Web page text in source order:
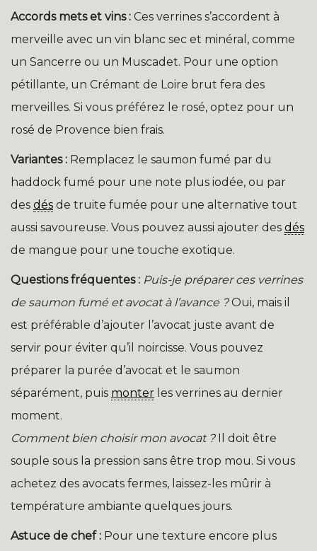
Accords mets et vins : Ces verrines s’accordent à
merveille avec un vin blanc sec et minéral, comme
un Sancerre ou un Muscadet. Pour une option
pétillante, un Crémant de Loire brut fera des
merveilles. Si vous préférez le rosé, optez pour un
rosé de Provence bien frais.
Variantes : Remplacez le saumon fumé par du
haddock fumé pour une note plus iodée, ou par
des dés de truite fumée pour une alternative tout
aussi savoureuse. Vous pouvez aussi ajouter des dés
de mangue pour une touche exotique.
Questions fréquentes : Puis-je préparer ces verrines
de saumon fumé et avocat à l’avance ?Oui, mais il
est préférable d’ajouter l’avocat juste avant de
servir pour éviter qu’il noircisse. Vous pouvez
préparer la purée d’avocat et le saumon
séparément, puis monter les verrines au dernier
moment.
Comment bien choisir mon avocat ?Il doit être
souple sous la pression sans être trop mou. Si vous
achetez des avocats fermes, laissez-les mûrir à
température ambiante quelques jours.
Astuce de chef : Pour une texture encore plus